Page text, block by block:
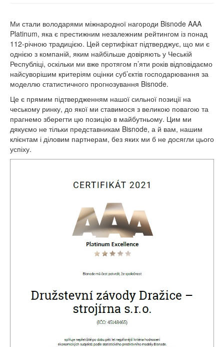
Ми стали володарями міжнародної нагороди Bisnode AAA
Platinum, яка є престижним незалежним рейтингом із понад
112-річною традицією. Цей сертифікат підтверджує, що ми є
однією з компаній, яким найбільше довіряють у Чеській
Республіці, оскільки ми вже протягом п’яти років відповідаємо
найсуворішим критеріям оцінки суб’єктів господарювання за
моделлю статистичного прогнозування Bisnode.
Це є прямим підтвердженням нашої сильної позиції на
чеському ринку, до якої ми ставимося з великою повагою та
прагнемо зберегти цю позицію в майбутньому. Цим ми
дякуємо не тільки представникам Bisnode, а й вам, нашим
клієнтам і діловим партнерам, без яких ми б не досягли цього
успіху.